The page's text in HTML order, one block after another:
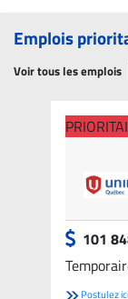
Emplois
Voir tous les emplois
101
Postulez ici